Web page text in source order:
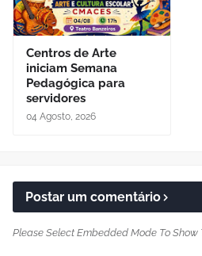
Centros de Arte
iniciam Semana
Pedagógica para
servidores
04 Agosto, 2026
Postar um comentário
Please Select Embedded Mode To Show